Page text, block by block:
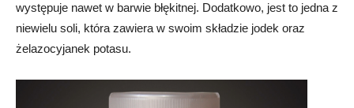
występuje nawet w barwie błękitnej. Dodatkowo, jest to jedna z
niewielu soli, która zawiera w swoim składzie jodek oraz
żelazocyjanek potasu.